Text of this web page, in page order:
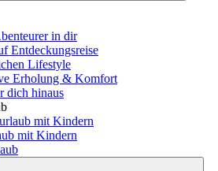
in dir
Entdeckungsreise
Lifestyle
Erholung & Komfort
dich hinaus
mit Kindern
mit Kindern